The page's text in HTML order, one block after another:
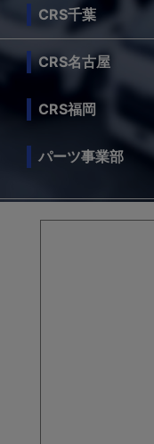
CRS千葉
CRS名古屋
CRS福岡
パーツ事業部